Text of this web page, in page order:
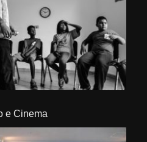
e Cinema